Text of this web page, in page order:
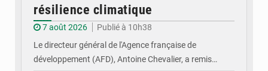
résilience climatique
7 août 2026
Publié à 10h38
Le directeur général de l'Agence française de
développement (AFD), Antoine Chevalier, a remis…